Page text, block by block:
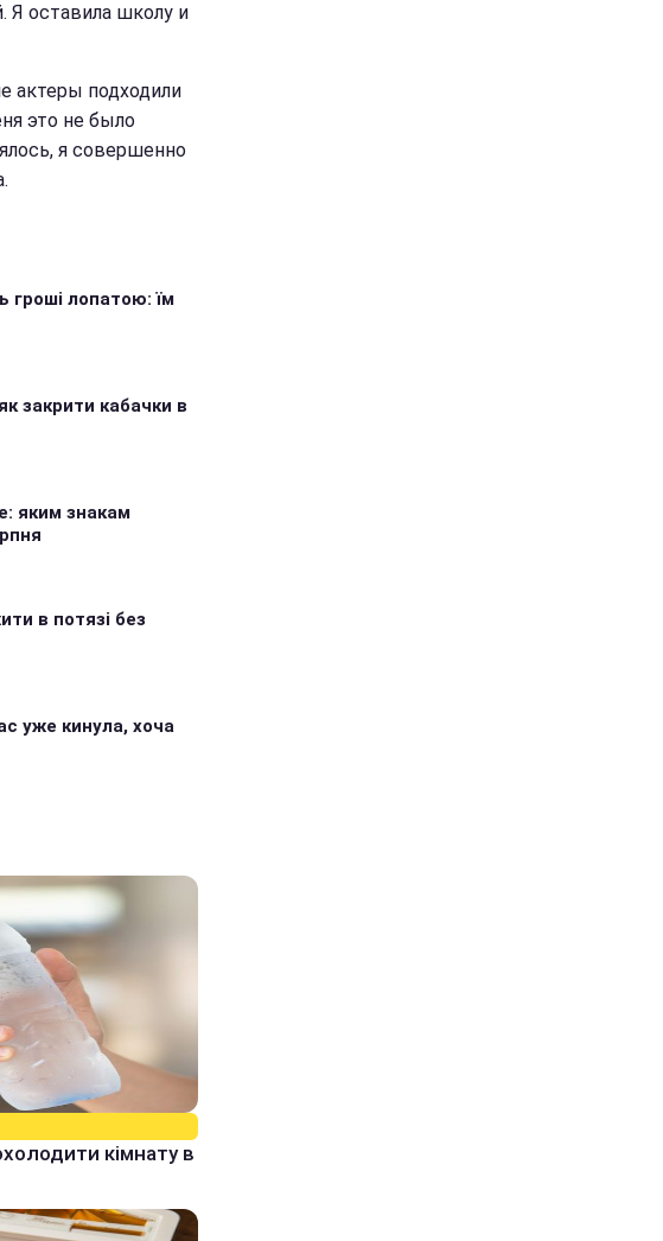
Я оставила школу и
актеры подходили
это не было
я совершенно
гроші лопатою: їм
закрити кабачки в
яким знакам
в потязі без
уже кинула, хоча
кімнату в